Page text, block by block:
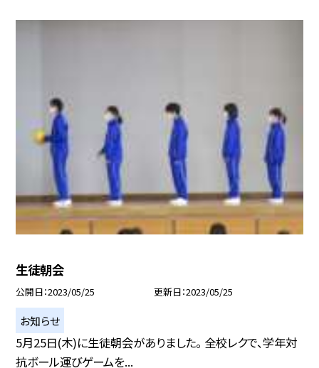
生徒朝会
公開日 2023/05/25 更新日 2023/05/25
お知らせ
5月25日(木)に生徒朝会がありました。 全校レクで、学年対
抗ボール運びゲームを...